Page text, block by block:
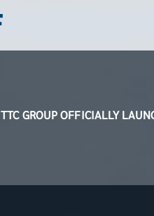
TTC GROUP OFFICIALLY